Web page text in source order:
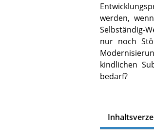
werden,
Selbständig-
nur noch
kindlichen
bedarf?